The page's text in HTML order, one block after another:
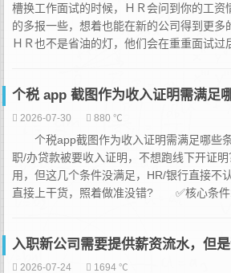
槽换工作面试的时候，ＨＲ会问到你的工资
的多报一些，想着也能在新的公司得到更多
ＨＲ也不是省油的灯，他们会在重重面试过
于这个棘手的问题我们该如何解决呢？其实
个税 app 截图作为收入证明需满足
2026-07-30 880 ℃
个税app截图作为收入证明需满足哪
职/办贷款被要收入证明，不想跑线下开证
用，但这几个条件没满足，HR/银行直接
直接上干货，照着做准没错? ✅核心条
于白截。 ✅核心条件...
入职新公司需要提供薪资流水，但是
2026-07-24 1694 ℃